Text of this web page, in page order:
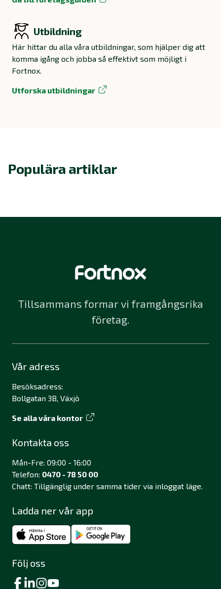
Utbildning
Här hittar du alla våra utbildningar, som hjälper dig att
komma igång och jobba så effektivt som möjligt i
Fortnox.
Utforska utbildningar
Populära artiklar
Tillsammans formar vi framgångsrika
företag.
Vår adress
Besöksadress:
Bollgatan 3B, Växjö
Se alla våra kontor
Kontakta oss
Mån-Fre: 09:00 - 16:00
Telefon: 0470 - 78 50 00
Chatt: Tillgänglig under samma tider via inloggat läge.
Ladda ner vår app
Följ oss